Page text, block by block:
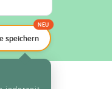
speichern
NEU